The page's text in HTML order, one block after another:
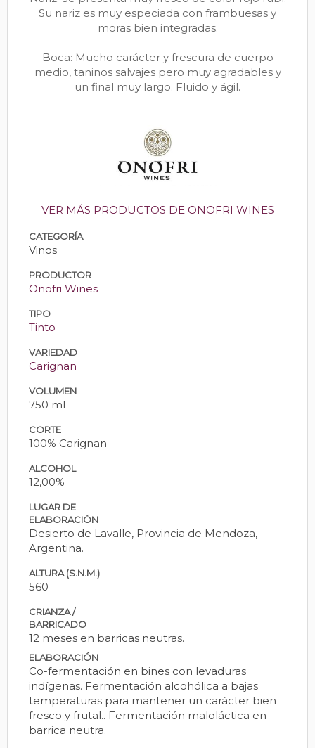
Su nariz es muy especiada con frambuesas y
moras bien integradas.
Boca: Mucho carácter y frescura de cuerpo
medio, taninos salvajes pero muy agradables y
un final muy largo. Fluido y ágil.
VER MÁS PRODUCTOS DE ONOFRI WINES
CATEGORÍA
Vinos
PRODUCTOR
Onofri Wines
TIPO
Tinto
VARIEDAD
Carignan
VOLUMEN
750 ml
CORTE
100% Carignan
ALCOHOL
12,00%
LUGAR DE
ELABORACIÓN
Desierto de Lavalle, Provincia de Mendoza,
Argentina.
ALTURA (S.N.M.)
560
CRIANZA /
BARRICADO
12 meses en barricas neutras.
ELABORACIÓN
Co-fermentación en bines con levaduras
indígenas. Fermentación alcohólica a bajas
temperaturas para mantener un carácter bien
fresco y frutal.. Fermentación maloláctica en
barrica neutra.